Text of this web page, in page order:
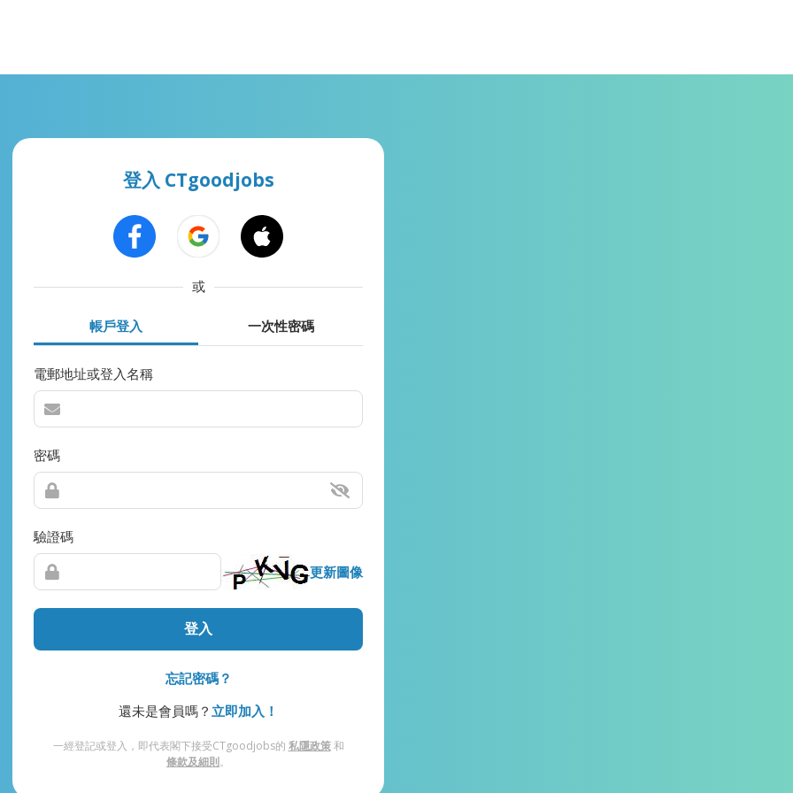
登入 CTgoodjobs
或
帳戶登入 一次性密碼
電郵地址或登入名稱
密碼
驗證碼
更新圖像
登入
忘記密碼？
還未是會員嗎？ 立即加入！
一經登記或登入，即代表閣下接受CTgoodjobs的 私隱政策和
條款及細則。